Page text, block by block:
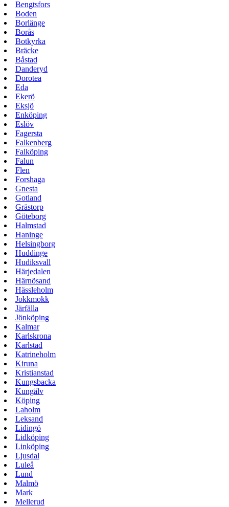
Bengtsfors
Boden
Borlänge
Borås
Botkyrka
Bräcke
Båstad
Danderyd
Dorotea
Eda
Ekerö
Eksjö
Enköping
Eslöv
Fagersta
Falkenberg
Falköping
Falun
Flen
Forshaga
Gnesta
Gotland
Grästorp
Göteborg
Halmstad
Haninge
Helsingborg
Huddinge
Hudiksvall
Härjedalen
Härnösand
Hässleholm
Jokkmokk
Järfälla
Jönköping
Kalmar
Karlskrona
Karlstad
Katrineholm
Kiruna
Kristianstad
Kungsbacka
Kungälv
Köping
Laholm
Leksand
Lidingö
Lidköping
Linköping
Ljusdal
Luleå
Lund
Malmö
Mark
Mellerud